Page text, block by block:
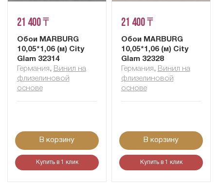
21 400 ₸
Обои MARBURG
10,05*1,06 (м) City
Glam 32314
Германия , Винил на
флизелиновой
основе
В корзину
Купить в 1 клик
21 400 ₸
Обои MARBURG
10,05*1,06 (м) City
Glam 32328
Германия , Винил на
флизелиновой
основе
В корзину
Купить в 1 клик